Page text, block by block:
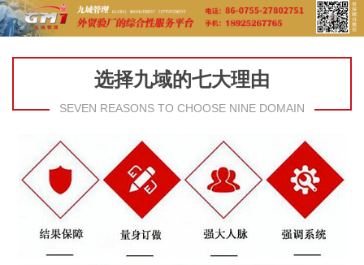
选择九域的七大理由
SEVEN REASONS TO CHOOSE NINE DOMAIN